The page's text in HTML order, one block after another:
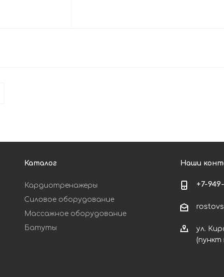
Каталог
Кардиотренажеры
Силовое оборудование
Массажное оборудование
Батуты
Наши
+7-
ул.
(пункт